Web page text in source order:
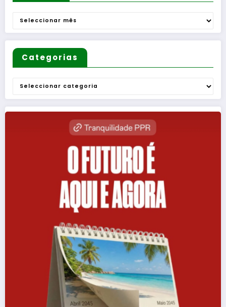
Arquivo
Categorias
Categorias